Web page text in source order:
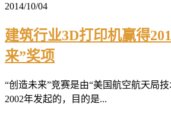
2014/10/04
建筑行业3D打印机赢得
来”奖项
“创造未来”竞赛是由“美国航空航天局
2002年发起的，目的是...